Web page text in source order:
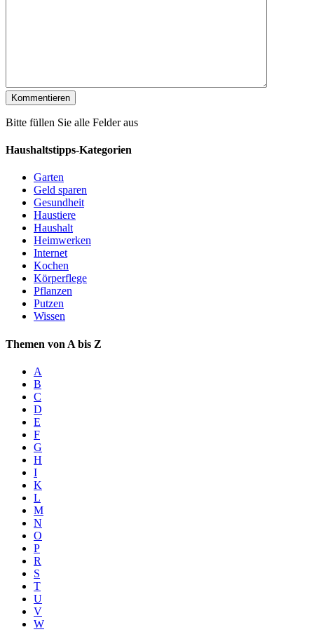
Bitte füllen Sie alle Felder aus
Haushaltstipps-Kategorien
Garten
Geld sparen
Gesundheit
Haustiere
Haushalt
Heimwerken
Internet
Kochen
Körperflege
Pflanzen
Putzen
Wissen
Themen von A bis Z
A
B
C
D
E
F
G
H
I
K
L
M
N
O
P
R
S
T
U
V
W